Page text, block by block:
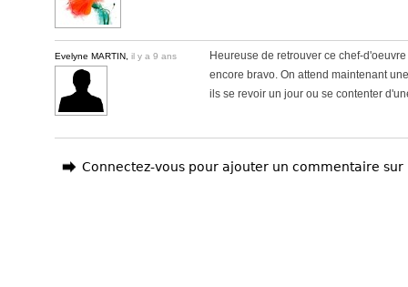
Evelyne MARTIN, il y a 9 ans
Heureuse de retrouver ce chef-
encore bravo. On attend maintenant
ils se revoir un jour ou se contenter
Connectez-vous pour ajouter un commentaire sur